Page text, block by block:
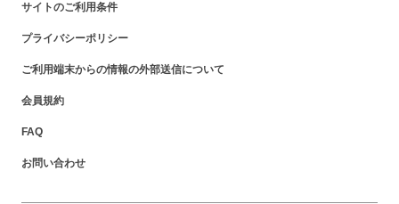
サイトのご利用条件
プライバシーポリシー
ご利用端末からの情報の外部送信について
会員規約
FAQ
お問い合わせ